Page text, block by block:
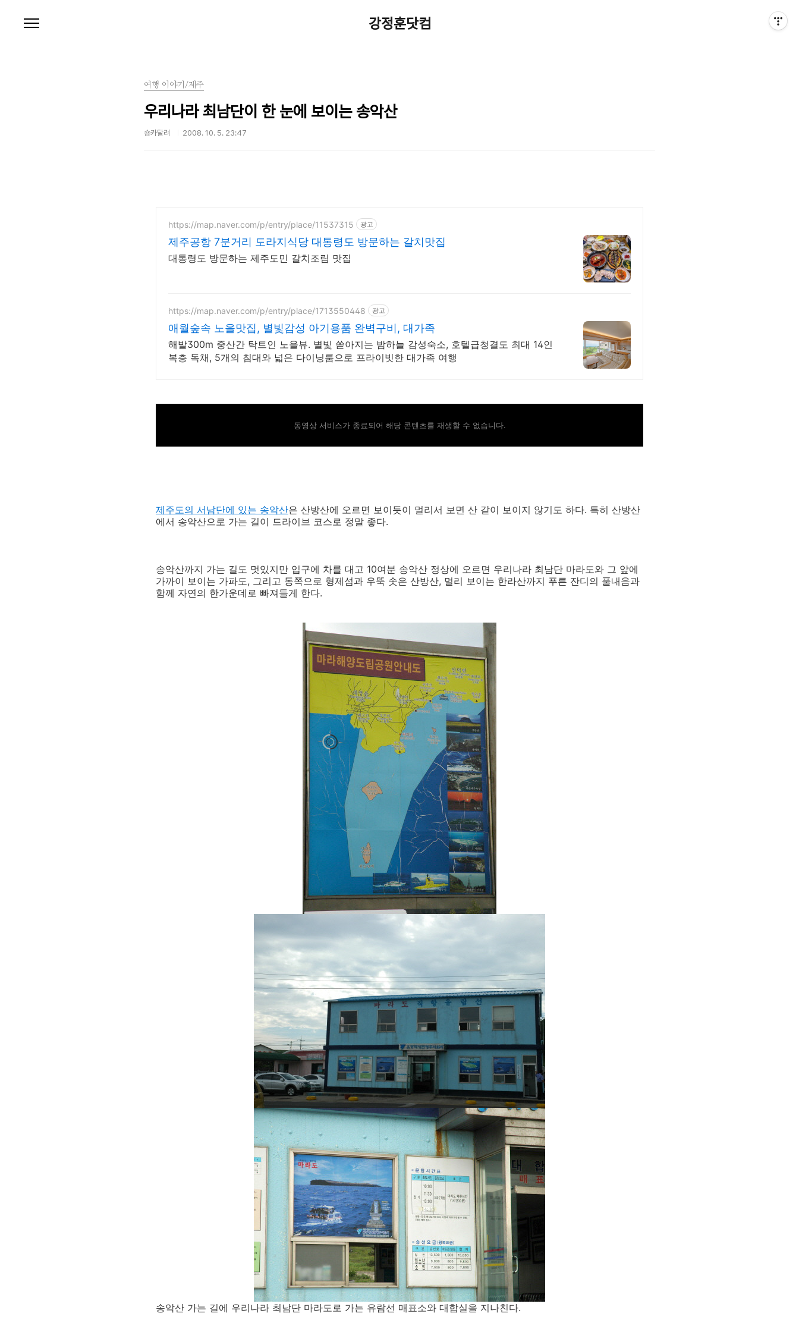
강정훈닷컴
여행 이야기/제주
우리나라 최남단이 한 눈에 보이는 송악산
숑카달려 2008. 10. 5. 23:47
https://map.naver.com/p/entry/place/11537315 광고
제주공항 7분거리 도라지식당 대통령도 방문하는 갈치맛집
대통령도 방문하는 제주도민 갈치조림 맛집
https://map.naver.com/p/entry/place/1713550448 광고
애월숲속 노을맛집, 별빛감성 아기용품 완벽구비, 대가족
해발300m 중산간 탁트인 노을뷰. 별빛 쏟아지는 밤하늘 감성숙소, 호텔급청결도 최대 14인
복층 독채, 5개의 침대와 넓은 다이닝룸으로 프라이빗한 대가족 여행
동영상 서비스가 종료되어 해당 콘텐츠를 재생할 수 없습니다.
제주도의 서남단에 있는 송악산은 산방산에 오르면 보이듯이 멀리서 보면 산 같이 보이지 않기도 하다. 특히 산방산
에서 송악산으로 가는 길이 드라이브 코스로 정말 좋다.
송악산까지 가는 길도 멋있지만 입구에 차를 대고 10여분 송악산 정상에 오르면 우리나라 최남단 마라도와 그 앞에
가까이 보이는 가파도, 그리고 동쪽으로 형제섬과 우뚝 솟은 산방산, 멀리 보이는 한라산까지 푸른 잔디의 풀내음과
함께 자연의 한가운데로 빠져들게 한다.
송악산 가는 길에 우리나라 최남단 마라도로 가는 유람선 매표소와 대합실을 지나친다.